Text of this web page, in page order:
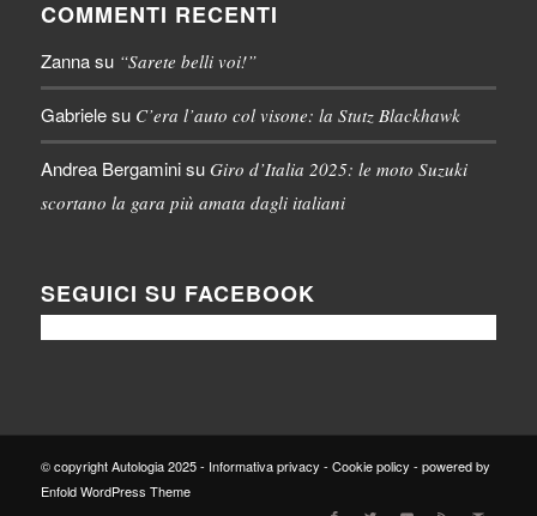
COMMENTI RECENTI
Zannasu “Sarete belli voi!”
Gabrielesu C’era l’auto col visone: la Stutz Blackhawk
Andrea Bergaminisu Giro d’Italia 2025: le moto Suzuki
scortano la gara più amata dagli italiani
SEGUICI SU FACEBOOK
© copyright Autologia 2025 - Informativa privacy - Cookie policy - powered by
Enfold WordPress Theme